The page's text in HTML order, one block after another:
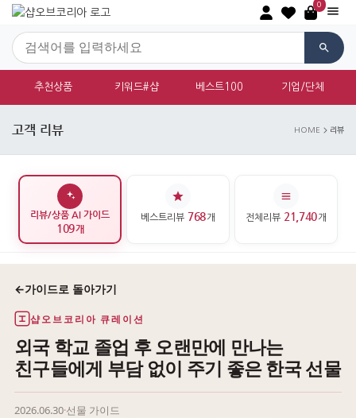
0
추천상품 키워드#샵 베스트100 기업/단체
고객 리뷰 HOME 리뷰
리뷰/상품 AI 가이드
109개
베스트리뷰 768개 전체리뷰 21,740개
←가이드로 돌아가기
샵오브코리아 큐레이션
외국 학교 졸업 후 오랜만에 만나는
친구들에게 부담 없이 주기 좋은 한국 선물
2026.06.30·선물 가이드